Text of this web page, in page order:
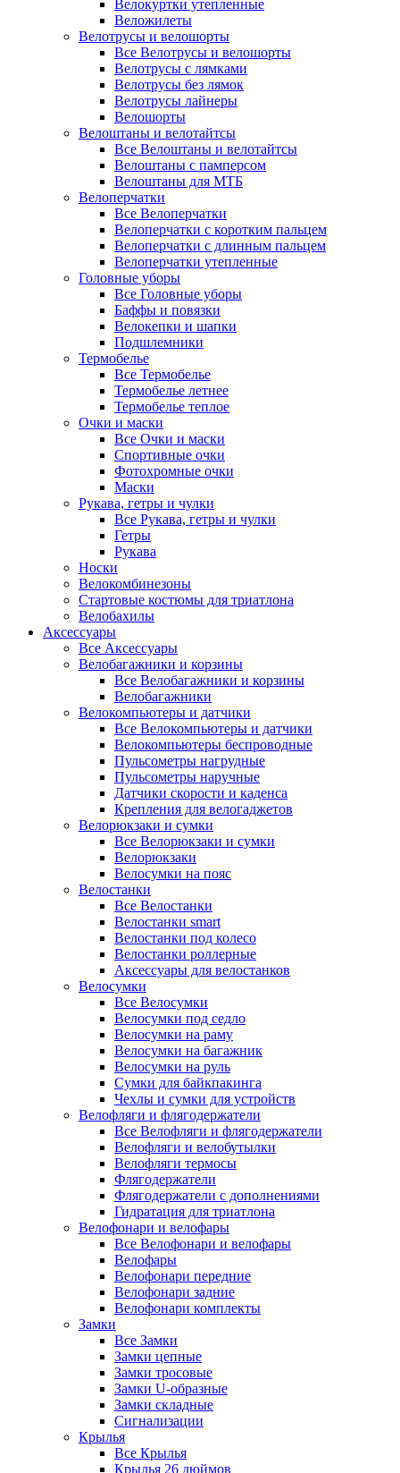
Велокуртки утепленные
Веложилеты
Велотрусы и велошорты
Все Велотрусы и велошорты
Велотрусы с лямками
Велотрусы без лямок
Велотрусы лайнеры
Велошорты
Велоштаны и велотайтсы
Все Велоштаны и велотайтсы
Велоштаны с памперсом
Велоштаны для МТБ
Велоперчатки
Все Велоперчатки
Велоперчатки с коротким пальцем
Велоперчатки с длинным пальцем
Велоперчатки утепленные
Головные уборы
Все Головные уборы
Баффы и повязки
Велокепки и шапки
Подшлемники
Термобелье
Все Термобелье
Термобелье летнее
Термобелье теплое
Очки и маски
Все Очки и маски
Спортивные очки
Фотохромные очки
Маски
Рукава, гетры и чулки
Все Рукава, гетры и чулки
Гетры
Рукава
Носки
Велокомбинезоны
Стартовые костюмы для триатлона
Велобахилы
Аксессуары
Все Аксессуары
Велобагажники и корзины
Все Велобагажники и корзины
Велобагажники
Велокомпьютеры и датчики
Все Велокомпьютеры и датчики
Велокомпьютеры беспроводные
Пульсометры нагрудные
Пульсометры наручные
Датчики скорости и каденса
Крепления для велогаджетов
Велорюкзаки и сумки
Все Велорюкзаки и сумки
Велорюкзаки
Велосумки на пояс
Велостанки
Все Велостанки
Велостанки smart
Велостанки под колесо
Велостанки роллерные
Аксессуары для велостанков
Велосумки
Все Велосумки
Велосумки под седло
Велосумки на раму
Велосумки на багажник
Велосумки на руль
Сумки для байкпакинга
Чехлы и сумки для устройств
Велофляги и флягодержатели
Все Велофляги и флягодержатели
Велофляги и велобутылки
Велофляги термосы
Флягодержатели
Флягодержатели с дополнениями
Гидратация для триатлона
Велофонари и велофары
Все Велофонари и велофары
Велофары
Велофонари передние
Велофонари задние
Велофонари комплекты
Замки
Все Замки
Замки цепные
Замки тросовые
Замки U-образные
Замки складные
Сигнализации
Крылья
Все Крылья
Крылья 26 дюймов